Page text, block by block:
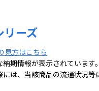
ーズ
見方はこちら
期情報が表示されています。
は、当該商品の流通状況